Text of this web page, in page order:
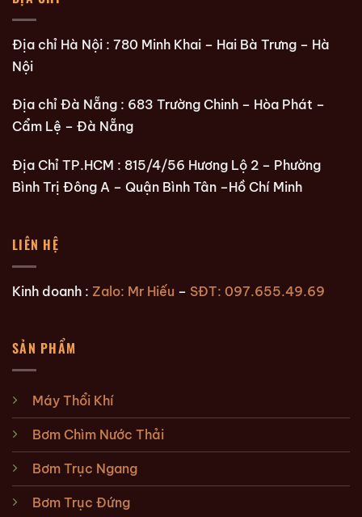
Địa chỉ Hà Nội : 780 Minh Khai – Hai Bà Trưng – Hà
Nội
Địa chỉ Đà Nẵng : 683 Trường Chinh – Hòa Phát –
Cẩm Lệ – Đà Nẵng
Địa Chỉ TP.HCM : 815/4/56 Hương Lộ 2 – Phường
Bình Trị Đông A – Quận Bình Tân –Hồ Chí Minh
LIÊN HỆ
Kinh doanh : Zalo: Mr Hiếu – SĐT: 097.655.49.69
SẢN PHẨM
Máy Thổi Khí
Bơm Chìm Nước Thải
Bơm Trục Ngang
Bơm Trục Đứng